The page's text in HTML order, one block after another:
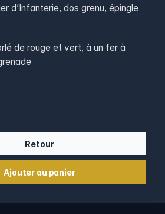
d’Infanterie, dos grenu, épingle
de rouge et vert, à un fer à
Retour
Ajouter au panier